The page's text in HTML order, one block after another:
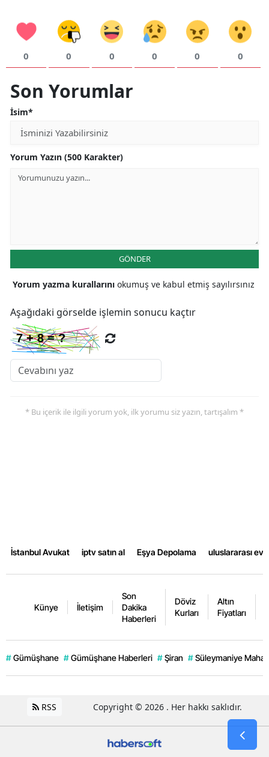
0 0 0 0 0 0
Son Yorumlar
İsim*
Yorum Yazın (500 Karakter)
GÖNDER
Yorum yazma kurallarını okumuş ve kabul etmiş sayılırsınız
Aşağıdaki görselde işlemin sonucu kaçtır
* Bu içerik ile ilgili yorum yok, ilk yorumu siz yazın, tartışalım *
İstanbul Avukat iptv satın al Eşya Depolama uluslararası
Künye İletişim
Son
Dakika
Haberleri
Döviz
Kurları
Altın
Fiyatları
# Gümüşhane # Gümüşhane Haberleri # Şiran # Süleymaniye
RSS Copyright © 2026 . Her hakkı saklıdır.